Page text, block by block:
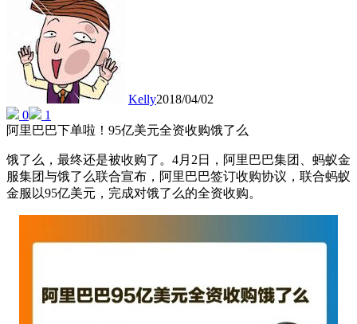
Kelly2018/04/02
0
1
阿里巴巴下单啦！95亿美元全资收购饿了么
饿了么，最终还是被收购了。4月2日，阿里巴巴集团、蚂蚁金
服集团与饿了么联合宣布，阿里巴巴签订收购协议，联合蚂蚁
金服以95亿美元，完成对饿了么的全资收购。